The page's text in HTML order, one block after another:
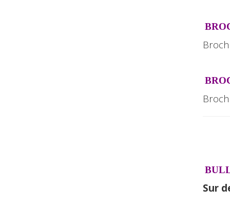
Sur